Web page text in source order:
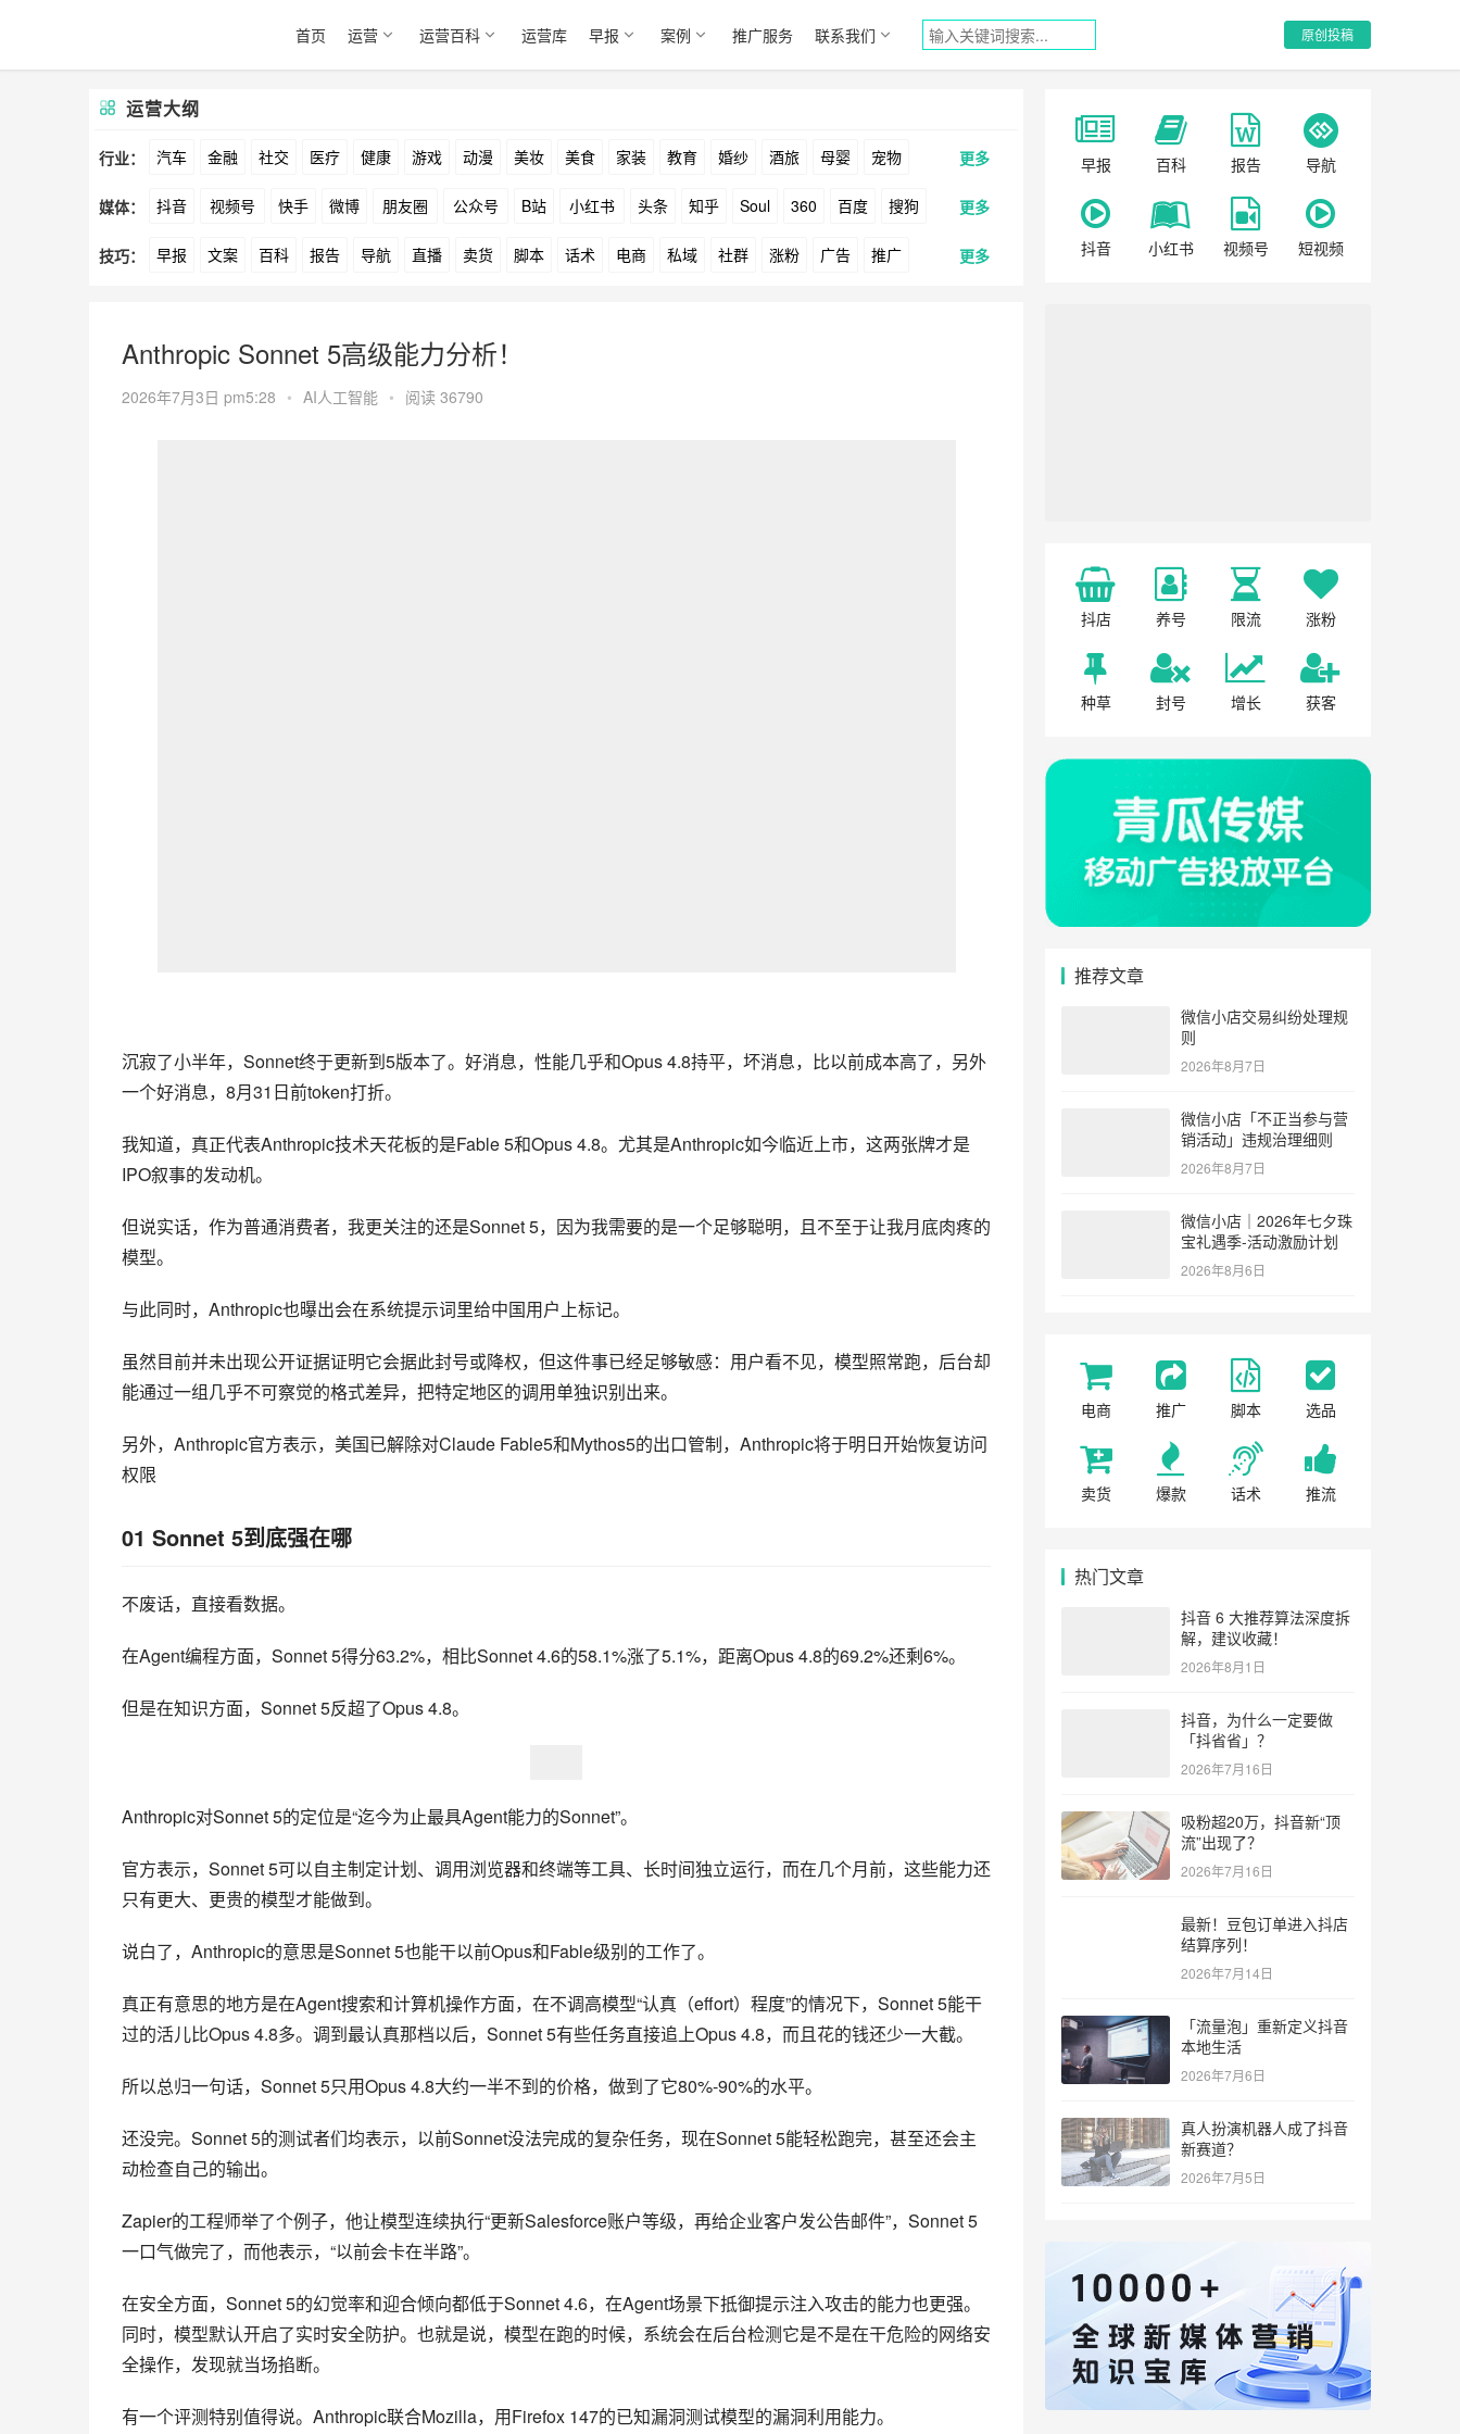
首页 运营 运营百科 运营库 早报 案例 推广服务 联系我们 原创投稿
运营大纲
行业： 汽车 金融 社交 医疗 健康 游戏 动漫 美妆 美食 家装 教育 婚纱 酒旅 母婴 宠物
文娱 跨境 科技 广告 元宇宙 房地产
更多
媒体： 抖音 视频号 快手 微博 朋友圈 公众号 B站 小红书 头条 知乎 Soul 360 百度 搜狗
爱奇艺 美柚 美图 最右 神马 谷歌 Facebook Tiktok YouTube Yahoo Bing
更多
技巧： 早报 文案 百科 报告 导航 直播 卖货 脚本 话术 电商 私域 社群 涨粉 广告 推广 更多
Anthropic Sonnet 5高级能力分析！
2026年7月3日 pm5:28 • AI人工智能 • 阅读 36790
沉寂了小半年， Sonnet终于更新到5版本了。好消息，性能几乎和Opus 4.8持平，坏消息，比以前成本高了，另外
一个好消息，8月31日前token打折。
我知道，真正代表Anthropic技术天花板的是Fable 5和Opus 4.8。尤其是Anthropic如今临近上市，这两张牌才是
IPO叙事的发动机。
但说实话，作为普通消费者，我更关注的还是Sonnet 5，因为我需要的是一个足够聪明，且不至于让我月底肉疼的
模型。
与此同时，Anthropic也曝出会在系统提示词里给中国用户上标记。
虽然目前并未出现公开证据证明它会据此封号或降权，但这件事已经足够敏感：用户看不见，模型照常跑，后台却
能通过一组几乎不可察觉的格式差异，把特定地区的调用单独识别出来。
另外，Anthropic官方表示，美国已解除对Claude Fable5和Mythos5的出口管制，Anthropic将于明日开始恢复访问
权限
01 Sonnet 5到底强在哪
不废话，直接看数据。
在Agent编程方面，Sonnet 5得分63.2%，相比Sonnet 4.6的58.1%涨了5.1%，距离Opus 4.8的69.2%还剩6%。
但是在知识方面，Sonnet 5反超了Opus 4.8。
官方表示，Sonnet 5可以自主制定计划、调用浏览器和终端等工具、长时间独立运行，而在几个月前，这些能力还
只有更大、更贵的模型才能做到。
说白了，Anthropic的意思是Sonnet 5也能干以前Opus和Fable级别的工作了。
真正有意思的地方是在Agent搜索和计算机操作方面，在不调高模型“认真（effort）程度”的情况下，Sonnet 5能干
过的活儿比Opus 4.8多。调到最认真那档以后，Sonnet 5有些任务直接追上Opus 4.8，而且花的钱还少一大截。
所以总归一句话，Sonnet 5只用Opus 4.8大约一半不到的价格，做到了它80%-90%的水平。
还没完。Sonnet 5的测试者们均表示，以前Sonnet没法完成的复杂任务，现在Sonnet 5能轻松跑完，甚至还会主
动检查自己的输出。
Zapier的工程师举了个例子，他让模型连续执行“更新Salesforce账户等级，再给企业客户发公告邮件”，Sonnet 5
一口气做完了，而他表示，“以前会卡在半路”。
在安全方面，Sonnet 5的幻觉率和迎合倾向都低于Sonnet 4.6，在Agent场景下抵御提示注入攻击的能力也更强。
同时，模型默认开启了实时安全防护。也就是说，模型在跑的时候，系统会在后台检测它是不是在干危险的网络安
全操作，发现就当场掐断。
有一个评测特别值得说。Anthropic联合Mozilla，用Firefox 147的已知漏洞测试模型的漏洞利用能力。
早报 百科 报告 导航
抖音 小红书 视频号 短视频
抖店 养号 限流 涨粉
种草 封号 增长 获客
推荐文章
微信小店交易纠纷处理规
则
2026年8月7日
微信小店「不正当参与营
销活动」违规治理细则
2026年8月7日
微信小店｜2026年七夕珠
宝礼遇季-活动激励计划
2026年8月6日
电商 推广 脚本 选品
卖货 爆款 话术 推流
热门文章
抖音 6 大推荐算法深度拆
解，建议收藏！
2026年8月1日
抖音，为什么一定要做
「抖省省」？
2026年7月16日
吸粉超20万，抖音新“顶
流”出现了？
2026年7月16日
最新！豆包订单进入抖店
结算序列！
2026年7月14日
「流量泡」重新定义抖音
本地生活
2026年7月6日
真人扮演机器人成了抖音
新赛道？
2026年7月5日